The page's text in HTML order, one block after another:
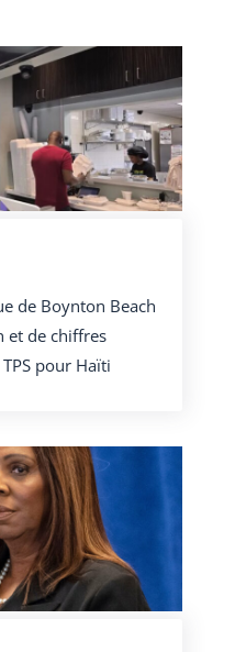
de Boynton Beach
et de chiffres
pour Haïti